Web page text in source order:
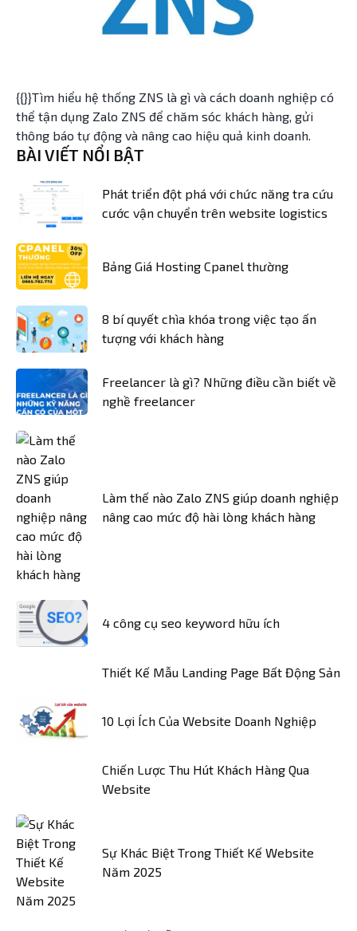
{{}}Tìm hiểu hệ thống ZNS là gì và cách doanh nghiệp có
thể tận dụng Zalo ZNS để chăm sóc khách hàng, gửi
thông báo tự động và nâng cao hiệu quả kinh doanh.
BÀI VIẾT NỔI BẬT
Phát triển đột phá với chức năng tra cứu
cước vận chuyển trên website logistics
Bảng Giá Hosting Cpanel thường
8 bí quyết chìa khóa trong việc tạo ấn
tượng với khách hàng
Freelancer là gì? Những điều cần biết về
nghề freelancer
Làm thế nào Zalo ZNS giúp doanh nghiệp
nâng cao mức độ hài lòng khách hàng
4 công cụ seo keyword hữu ích
Thiết Kế Mẫu Landing Page Bất Động Sản
10 Lợi Ích Của Website Doanh Nghiệp
Chiến Lược Thu Hút Khách Hàng Qua
Website
Sự Khác Biệt Trong Thiết Kế Website
Năm 2025